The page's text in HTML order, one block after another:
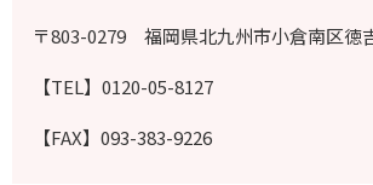
〒803-0279 福岡県北九州市小倉南区徳
【TEL】0120-05-8127
【FAX】093-383-9226